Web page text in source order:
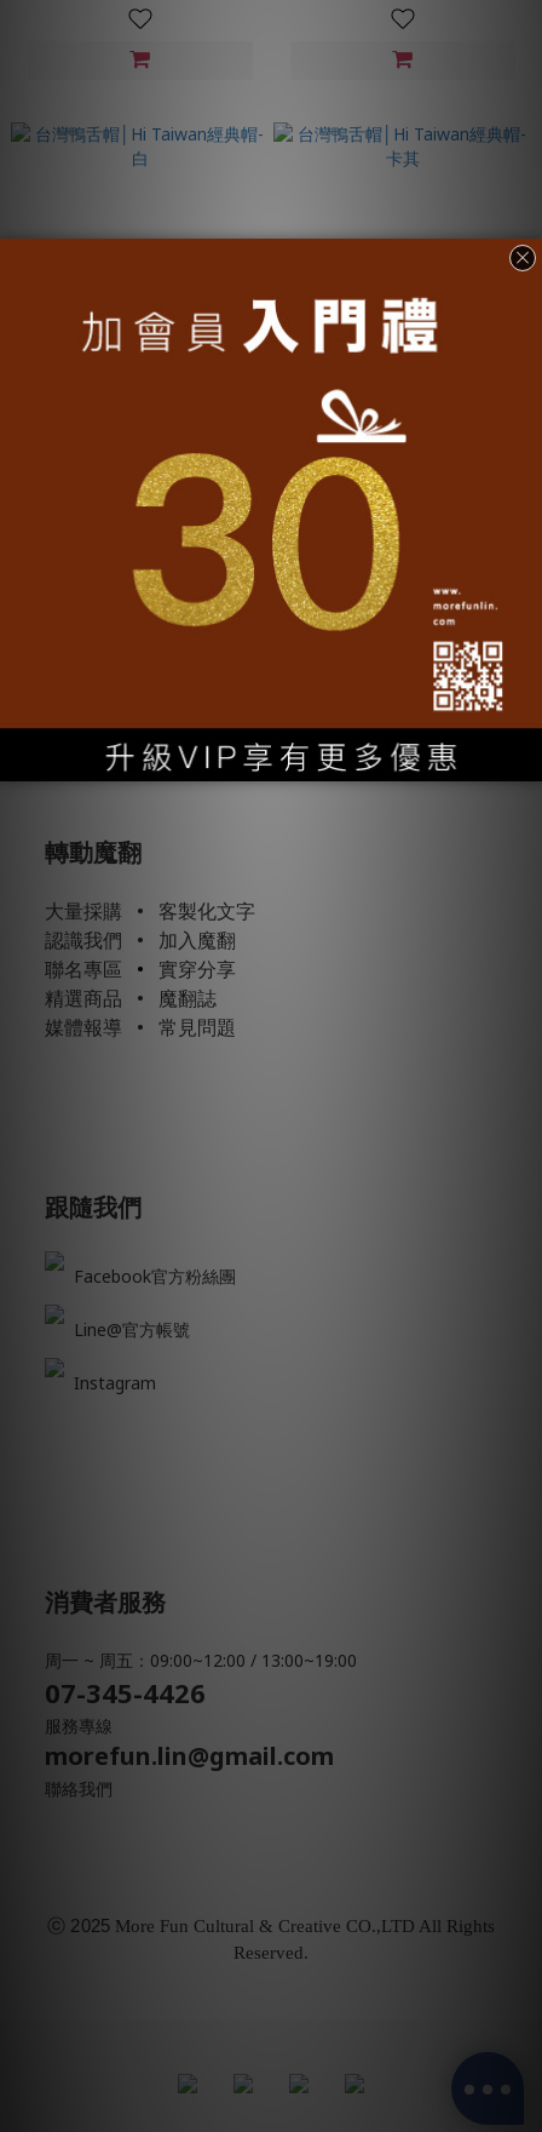
台灣鴨舌帽│Hi Taiwan經典帽-卡
其
NT$1,280
轉動魔翻
大量採購 •
客製化文字
認識我們 •
加入魔翻
聯名專區 • 實穿分享
精選商品 •
魔翻誌
媒體報導
• 常見問題
跟隨我們
Facebook官方粉絲團
Line@官方帳號
Instagram
消費者服務
周一 ~ 周五：09:00~12:00 / 13:00~19:00
07-345-4426
服務專線
morefun.lin@gmail.com
聯絡我們
ⓒ 2025 More Fun Cultural & Creative CO.,LTD All Rights
Reserved.